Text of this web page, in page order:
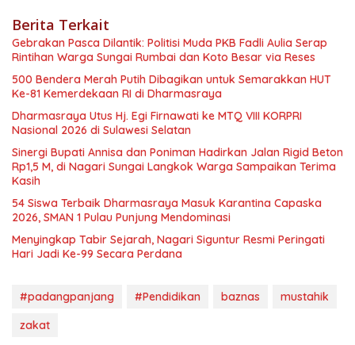
Berita Terkait
Gebrakan Pasca Dilantik: Politisi Muda PKB Fadli Aulia Serap
Rintihan Warga Sungai Rumbai dan Koto Besar via Reses
500 Bendera Merah Putih Dibagikan untuk Semarakkan HUT
Ke-81 Kemerdekaan RI di Dharmasraya
Dharmasraya Utus Hj. Egi Firnawati ke MTQ VIII KORPRI
Nasional 2026 di Sulawesi Selatan
Sinergi Bupati Annisa dan Poniman Hadirkan Jalan Rigid Beton
Rp1,5 M, di Nagari Sungai Langkok Warga Sampaikan Terima
Kasih
54 Siswa Terbaik Dharmasraya Masuk Karantina Capaska
2026, SMAN 1 Pulau Punjung Mendominasi
Menyingkap Tabir Sejarah, Nagari Siguntur Resmi Peringati
Hari Jadi Ke-99 Secara Perdana
#padangpanjang #Pendidikan baznas
mustahik
zakat